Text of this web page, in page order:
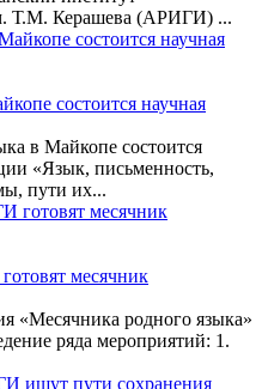
Т.М. Керашева (АРИГИ) ...
состоится научная
в Майкопе состоится
«Язык, письменность,
пути их...
месячник
«Месячника родного языка»
ряда мероприятий: 1.